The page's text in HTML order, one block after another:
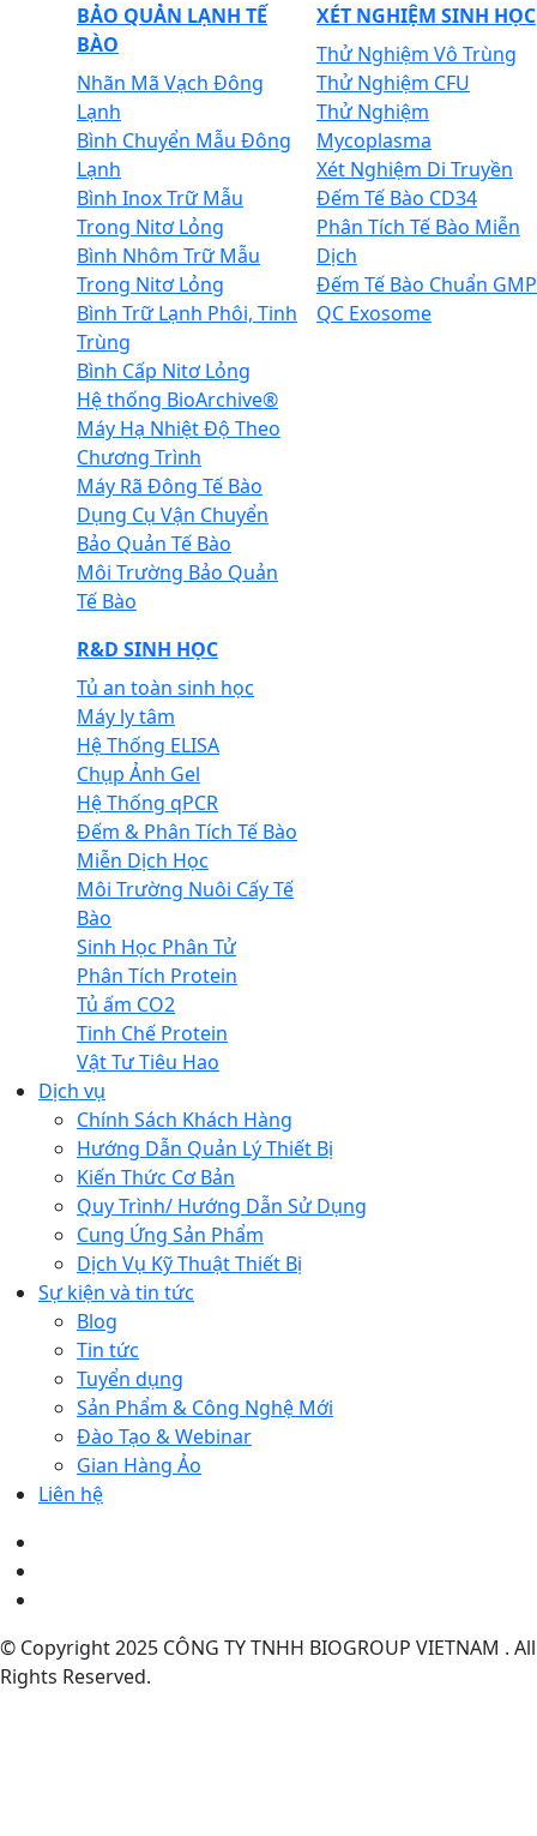
BẢO QUẢN LẠNH TẾ
BÀO
Nhãn Mã Vạch Đông
Lạnh
Bình Chuyển Mẫu Đông
Lạnh
Bình Inox Trữ Mẫu
Trong Nitơ Lỏng
Bình Nhôm Trữ Mẫu
Trong Nitơ Lỏng
Bình Trữ Lạnh Phôi, Tinh
Trùng
Bình Cấp Nitơ Lỏng
Hệ thống BioArchive®
Máy Hạ Nhiệt Độ Theo
Chương Trình
Máy Rã Đông Tế Bào
Dụng Cụ Vận Chuyển
Bảo Quản Tế Bào
Môi Trường Bảo Quản
Tế Bào
XÉT NGHIỆM SINH HỌC
Thử Nghiệm Vô Trùng
Thử Nghiệm CFU
Thử Nghiệm
Mycoplasma
Xét Nghiệm Di Truyền
Đếm Tế Bào CD34
Phân Tích Tế Bào Miễn
Dịch
Đếm Tế Bào Chuẩn GMP
QC Exosome
R&D SINH HỌC
Tủ an toàn sinh học
Máy ly tâm
Hệ Thống ELISA
Chụp Ảnh Gel
Hệ Thống qPCR
Đếm & Phân Tích Tế Bào
Miễn Dịch Học
Môi Trường Nuôi Cấy Tế
Bào
Sinh Học Phân Tử
Phân Tích Protein
Tủ ấm CO2
Tinh Chế Protein
Vật Tư Tiêu Hao
Dịch vụ
Chính Sách Khách Hàng
Hướng Dẫn Quản Lý Thiết Bị
Kiến Thức Cơ Bản
Quy Trình/ Hướng Dẫn Sử Dụng
Cung Ứng Sản Phẩm
Dịch Vụ Kỹ Thuật Thiết Bị
Sự kiện và tin tức
Blog
Tin tức
Tuyển dụng
Sản Phẩm & Công Nghệ Mới
Đào Tạo & Webinar
Gian Hàng Ảo
Liên hệ
© Copyright 2025 CÔNG TY TNHH BIOGROUP VIETNAM . All
Rights Reserved.